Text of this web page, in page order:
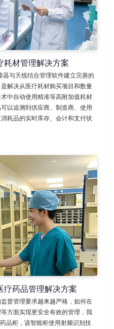
耗材管理解决方案
器与天线结合管理软件建立完善的
解决从医疗耗材购买项目和数量
中自动使用精准等高附加值耗材
以追溯到供应商、制造商、使用
耗品的实时库存、会计和支付状
疗药品管理解决方案
督管理要求越来越严格，如何在
方面实现更安全有效的管理，我
品柜，该智能柜使用射频识别技